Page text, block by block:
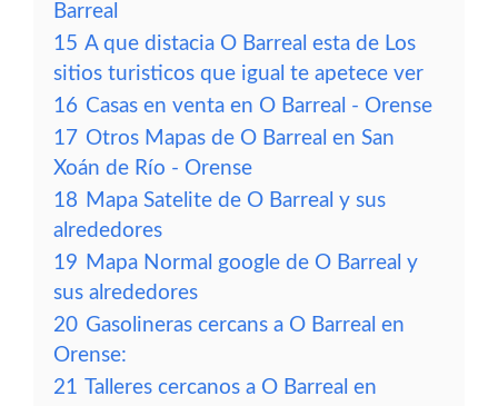
Barreal
15 A que distacia O Barreal esta de Los
sitios turisticos que igual te apetece ver
16 Casas en venta en O Barreal - Orense
17 Otros Mapas de O Barreal en San
Xoán de Río - Orense
18 Mapa Satelite de O Barreal y sus
alrededores
19 Mapa Normal google de O Barreal y
sus alrededores
20 Gasolineras cercans a O Barreal en
Orense:
21 Talleres cercanos a O Barreal en